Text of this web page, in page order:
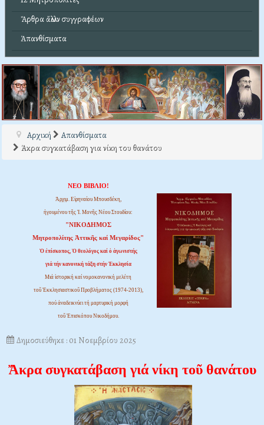
Ἄρθρα ἄλλων συγγραφέων
Ἀπανθίσματα
Αρχική
Απανθίσματα
Άκρα συγκατάβαση για νίκη του θανάτου
ΝΕΟ ΒΙΒΛΙΟ!
Ἀρχιμ. Εἰρηναίου Μπουσδέκη,
ἡγουμένου τῆς Ἱ. Μονῆς Νέου Στουδίου:
"ΝΙΚΟΔΗΜΟΣ
Μητροπολίτης Ἀττικῆς καί Μεγαρίδος"
Ὁ ἐπίσκοπος, Ὁ θεολόγος καί ὁ ἀγωνιστής
γιά τήν κανονική τάξη στήν Ἐκκλησία
Μιά ἱστορική καί νομοκανονική μελέτη
τοῦ Ἐκκλησιαστικοῦ Προβλήματος (1974-2013),
πού ἀναδεικνύει τή μαρτυρική μορφή
τοῦ Ἐπισκόπου Νικοδήμου.
Δημοσιεύθηκε : 01 Νοεμβρίου 2025
Ἄκρα συγκατάβαση γιά νίκη τοῦ θανάτου